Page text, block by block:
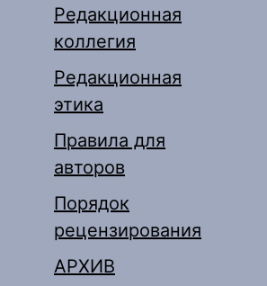
Редакционная
коллегия
Редакционная
этика
Правила для
авторов
Порядок
рецензирования
АРХИВ